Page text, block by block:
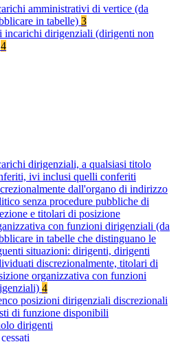
amministrativi di vertice (da
in tabelle) 3
incarichi dirigenziali (dirigenti non
4
dirigenziali, a qualsiasi titolo
ivi inclusi quelli conferiti
dall'organo di indirizzo
senza procedure pubbliche di
e titolari di posizione
con funzioni dirigenziali (da
in tabelle che distinguano le
situazioni: dirigenti, dirigenti
discrezionalmente, titolari di
organizzativa con funzioni
4
posizioni dirigenziali discrezionali
di funzione disponibili
dirigenti